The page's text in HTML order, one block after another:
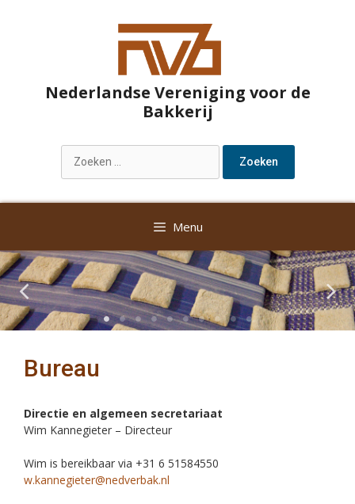
Nederlandse Vereniging voor de
Bakkerij
Menu
Bureau
Directie en algemeen secretariaat
Wim Kannegieter – Directeur
Wim is bereikbaar via +31 6 51584550
w.kannegieter@nedverbak.nl